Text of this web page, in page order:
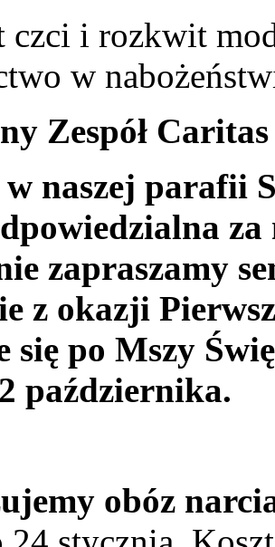
czci i rozkwit
w
Zespół Caritas
naszej parafii
zapraszamy
z okazji
się po Mszy
października.
obóz